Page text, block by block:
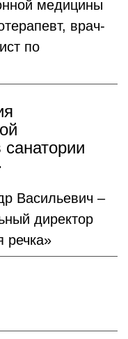
медицины
врач-
по
Васильевич –
директор
речка»